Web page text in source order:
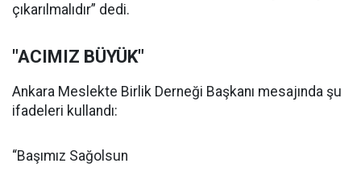
çıkarılmalıdır” dedi.
"ACIMIZ BÜYÜK"
Ankara Meslekte Birlik Derneği Başkanı mesajında şu
ifadeleri kullandı:
“Başımız Sağolsun